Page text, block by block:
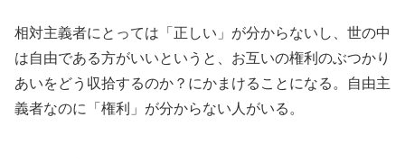
相対主義者にとっては「正しい」が分からないし、世の中
は自由である方がいいというと、お互いの権利のぶつかり
あいをどう収拾するのか？にかまけることになる。自由主
義者なのに「権利」が分からない人がいる。